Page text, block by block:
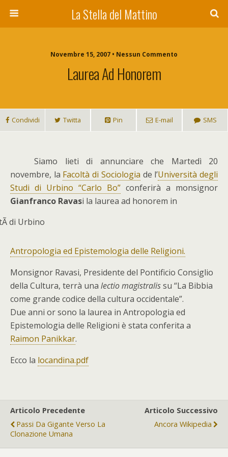
La Stella del Mattino
Novembre 15, 2007 • Nessun Commento
Laurea Ad Honorem
Condividi Twitta Pin E-mail SMS
Siamo lieti di annunciare che Martedì 20
novembre, la Facoltà di Sociologia de l’Università degli
Studi di Urbino “Carlo Bo” conferirà a monsignor
Gianfranco Ravasi la laurea ad honorem in
Antropologia ed Epistemologia delle Religioni.
Monsignor Ravasi, Presidente del Pontificio Consiglio
della Cultura, terrà una lectio magistralissu “La Bibbia
come grande codice della cultura occidentale”.
Due anni or sono la laurea in Antropologia ed
Epistemologia delle Religioni è stata conferita a
Raimon Panikkar.
Ecco la locandina.pdf
Articolo Precedente
Passi Da Gigante Verso La
Clonazione Umana
Articolo Successivo
Ancora Wikipedia